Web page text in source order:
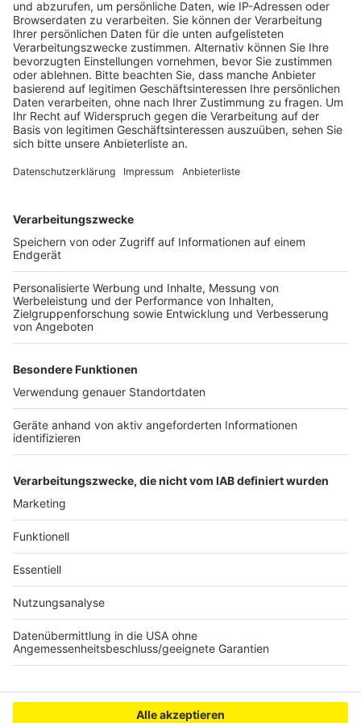
Fußgängerweg in Kölner Stadtteil Porz
ausgesetzt.
Veröffentlicht:Freitag, 12.05.2023 14:30
Damit hat sie laut der Richter - seinen Tod billigend in
Kauf genommen. Der Junge überlebte und lebt heute
in einer Pflegefamilie. Die Frau hatte ihre
alleine auf der Toilette bei ihrem Vater zur Welt
gebracht. Danach wickelte sie den Säugling in eine
Laken und legte ihn bei etwa 10 Grad auf dem Weg ab.
das stark unterkühlte Kind. Seine Körpertemperatur
betrug laut Urteil nur noch lebensbedrohliche 31,5
Grad. Die Mutter hatte sich wenige Tage später der
Polizei gestellt. Weil das Verfahren wegen
Überlastung der Strafkammer so lange gedauert hat,
gelten drei Monate der Strafe als bereits vollstreckt.
Anzeige
Anzeige